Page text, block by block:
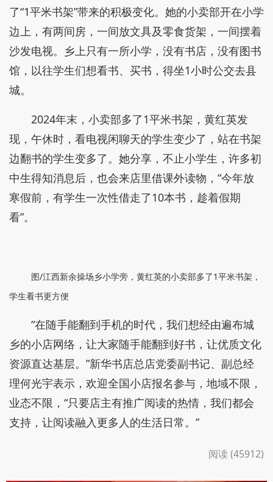
了“1平米书架”带来的积极变化。她的小卖部开在小学
边上，有两间房，一间放文具及零食货架，一间摆着
沙发电视。乡上只有一所小学，没有书店，没有图书
馆，以往学生们想看书、买书，得坐1小时公交去县
城。
2024年末，小卖部多了1平米书架，黄红英发
现，午休时，看电视闲聊天的学生变少了，站在书架
边翻书的学生变多了。她分享，不止小学生，许多初
中生得知消息后，也会来店里借课外读物，“今年放
寒假前，有学生一次性借走了10本书，趁着假期
看”。
图/江西新余操场乡小学旁，黄红英的小卖部多了1平米书架，
学生看书更方便
“在随手能翻到手机的时代，我们想经由遍布城
乡的小店网络，让大家随手能翻到好书，让优质文化
资源直达基层。”新华书店总店党委副书记、副总经
理何光宇表示，欢迎全国小店报名参与，地域不限，
业态不限，“只要店主有推广阅读的热情，我们都会
支持，让阅读融入更多人的生活日常。”
阅读 (45912)